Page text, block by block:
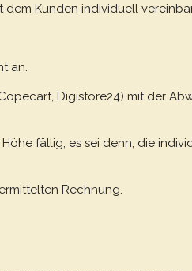
Kunden individuell
an.
Digistore24) mit der
fällig, es sei denn, die
Rechnung.